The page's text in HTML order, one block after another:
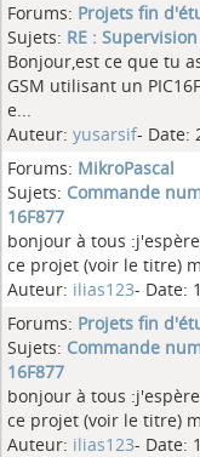
Forums: Projets fin
Sujets: RE :
Bonjour,est ce que tu
GSM utilisant un
e...
Auteur: yusarsif- Date:
Forums: MikroPascal
Sujets: Commande
16F877
bonjour à tous
ce projet (voir le titre)
Auteur: ilias123- Date:
Forums: Projets fin
Sujets: Commande
16F877
bonjour à tous
ce projet (voir le titre)
Auteur: ilias123- Date: